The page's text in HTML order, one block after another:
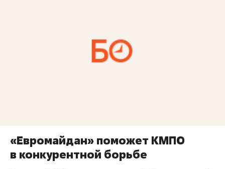
«Евромайдан» поможет КМПО
в конкурентной борьбе